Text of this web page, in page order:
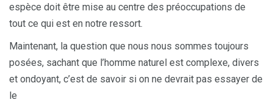
espèce doit être mise au centre des préoccupations de
tout ce qui est en notre ressort.
Maintenant, la question que nous nous sommes toujours
posées, sachant que l’homme naturel est complexe, divers
et ondoyant, c’est de savoir si on ne devrait pas essayer de
le